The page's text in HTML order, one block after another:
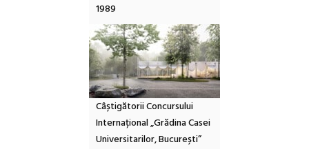
1989
Câștigătorii Concursului
Internațional „Grădina Casei
Universitarilor, București”